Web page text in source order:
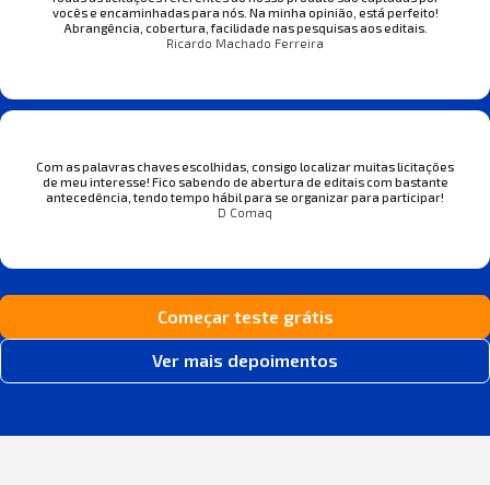
vocês e encaminhadas para nós. Na minha opinião, está perfeito!
Abrangência, cobertura, facilidade nas pesquisas aos editais.
Ricardo Machado Ferreira
Com as palavras chaves escolhidas, consigo localizar muitas licitações
de meu interesse! Fico sabendo de abertura de editais com bastante
antecedência, tendo tempo hábil para se organizar para participar!
D Comaq
Começar teste grátis
Ver mais depoimentos